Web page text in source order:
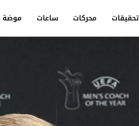
موضة ساعات محركات تحقيقات